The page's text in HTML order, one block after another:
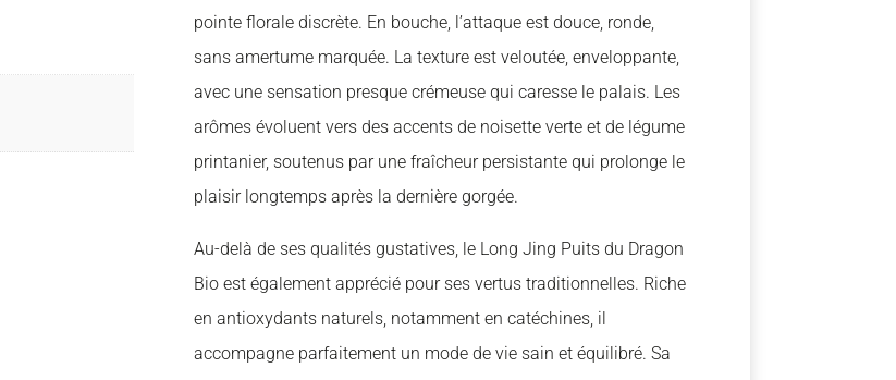
pointe florale discrète. En bouche, l’attaque est douce, ronde,
sans amertume marquée. La texture est veloutée, enveloppante,
avec une sensation presque crémeuse qui caresse le palais. Les
arômes évoluent vers des accents de noisette verte et de légume
printanier, soutenus par une fraîcheur persistante qui prolonge le
plaisir longtemps après la dernière gorgée.
Au-delà de ses qualités gustatives, le Long Jing Puits du Dragon
Bio est également apprécié pour ses vertus traditionnelles. Riche
en antioxydants naturels, notamment en catéchines, il
accompagne parfaitement un mode de vie sain et équilibré. Sa